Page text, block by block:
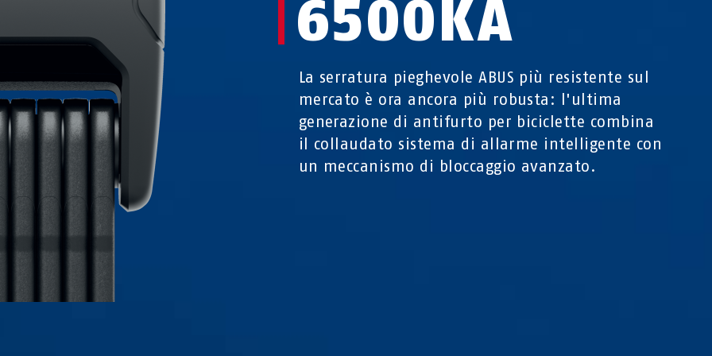
6500KA
La serratura pieghevole ABUS più resistente sul
mercato è ora ancora più robusta: l'ultima
generazione di antifurto per biciclette combina
il collaudato sistema di allarme intelligente con
un meccanismo di bloccaggio avanzato.